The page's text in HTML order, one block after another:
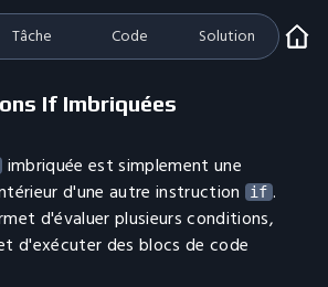
Tâche Code Solution
If Imbriquées
imbriquée est simplement une
d'une autre instruction if .
d'évaluer plusieurs conditions,
d'exécuter des blocs de code